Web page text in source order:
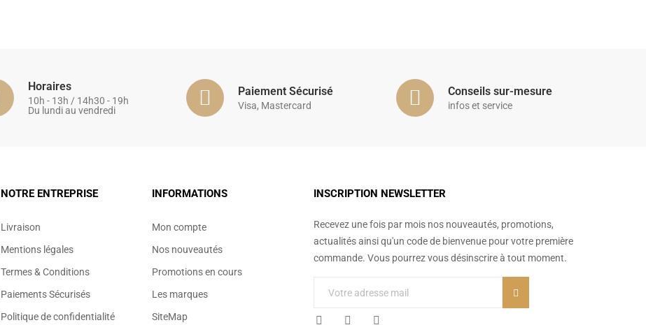
Horaires
10h - 13h / 14h30 - 19h
Du lundi au vendredi
Paiement Sécurisé
Visa, Mastercard
Conseils sur-mesure
infos et service
NOTRE ENTREPRISE
Livraison
Mentions légales
Termes & Conditions
Paiements Sécurisés
Politique de confidentialité
INFORMATIONS
Mon compte
Nos nouveautés
Promotions en cours
Les marques
SiteMap
INSCRIPTION NEWSLETTER
Recevez une fois par mois nos nouveautés, promotions,
actualités ainsi qu'un code de bienvenue pour votre première
commande. Vous pourrez vous désinscrire à tout moment.